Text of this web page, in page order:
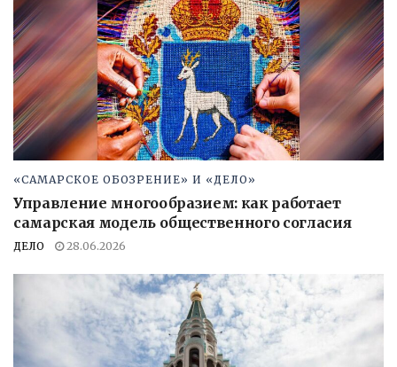
«САМАРСКОЕ ОБОЗРЕНИЕ» И «ДЕЛО»
Управление многообразием: как работает
самарская модель общественного согласия
ДЕЛО 28.06.2026